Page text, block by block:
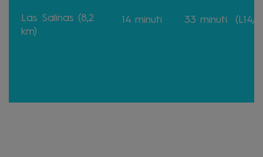
Las Salinas (8,2
km)
14 minuti 33 minuti (L14/